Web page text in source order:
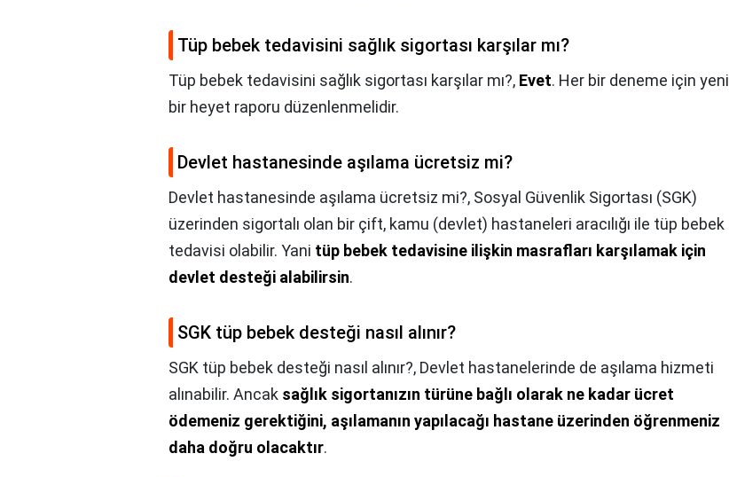
Tüp bebek tedavisini sağlık sigortası karşılar mı?
Tüp bebek tedavisini sağlık sigortası karşılar mı?, Evet. Her bir deneme için yeni
bir heyet raporu düzenlenmelidir.
Devlet hastanesinde aşılama ücretsiz mi?
Devlet hastanesinde aşılama ücretsiz mi?, Sosyal Güvenlik Sigortası (SGK)
üzerinden sigortalı olan bir çift, kamu (devlet) hastaneleri aracılığı ile tüp bebek
tedavisi olabilir. Yani tüp bebek tedavisine ilişkin masrafları karşılamak için
devlet desteği alabilirsin.
SGK tüp bebek desteği nasıl alınır?
SGK tüp bebek desteği nasıl alınır?, Devlet hastanelerinde de aşılama hizmeti
alınabilir. Ancak sağlık sigortanızın türüne bağlı olarak ne kadar ücret
ödemeniz gerektiğini, aşılamanın yapılacağı hastane üzerinden öğrenmeniz
daha doğru olacaktır.